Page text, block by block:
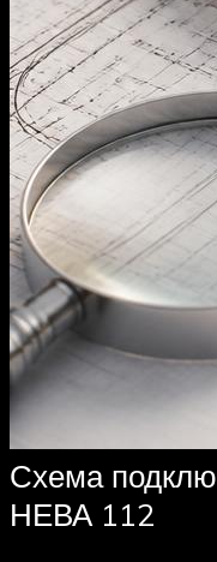
Схема
НЕВА 112